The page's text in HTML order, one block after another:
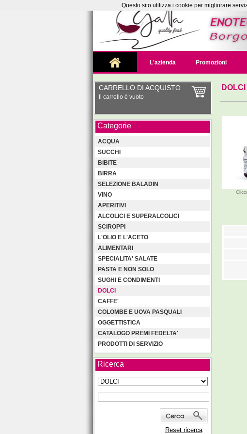
L'azienda Promozioni
CARRELLO DI ACQUISTO
Il carrello è vuoto
Categorie
ACQUA
SUCCHI
BIBITE
BIRRA
SELEZIONE BALADIN
VINO
APERITIVI
ALCOLICI E SUPERALCOLICI
SCIROPPI
L'OLIO E L'ACETO
ALIMENTARI
SPECIALITA' SALATE
PASTA E NON SOLO
SUGHI E CONDIMENTI
DOLCI
CAFFE'
COLOMBE E UOVA PASQUALI
OGGETTISTICA
CATALOGO PREMI FEDELTA'
PRODOTTI DI SERVIZIO
Ricerca
Reset ricerca
DOLCI
Questo sito utilizza i cookie per migliorare